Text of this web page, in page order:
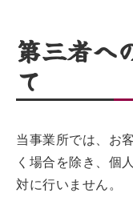
第三者へ
て
当事業所では、お
く場合を除き、個
対に行いません。